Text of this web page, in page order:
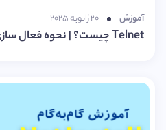
آموزش ۲۰ ژانویه ۲۰۲۵
Telnet چیست؟ | نحوه فعال سازی آن روی ویندوز